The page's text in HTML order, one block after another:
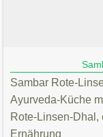
Sambar Rote-
Ayurveda-Küche
Rote-Linsen-Dhal,
Ernährung